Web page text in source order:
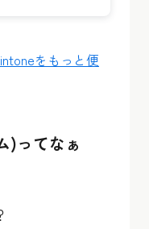
をもっと便
)ってなぁ